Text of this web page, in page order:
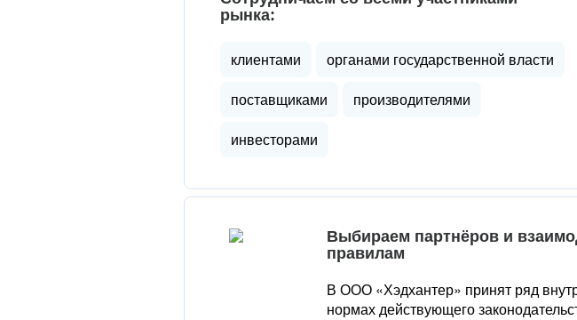
рынка:
клиентами
органами государственной власти
поставщиками
производителями
инвесторами
Выбираем партнёров и
правилам
В ООО «Хэдхантер» принят ряд
нормах действующего